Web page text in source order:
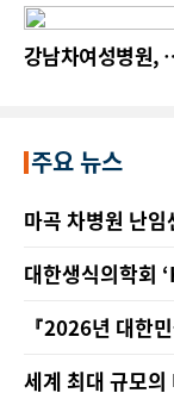
강남차여성병원,
주요 뉴스
마곡 차병원 난임
대한생식의학회
『2026년 대한
세계 최대 규모